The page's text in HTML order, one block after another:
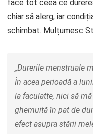
face tot ceea ce
chiar să alerg, iar
schimbat. Mulțumesc
„Durerile menstruale
În acea perioadă a
la faculatte, nici să
ghemuită în pat de
efect asupra stării